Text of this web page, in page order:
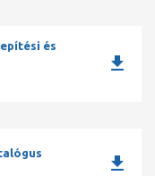
és
download
download